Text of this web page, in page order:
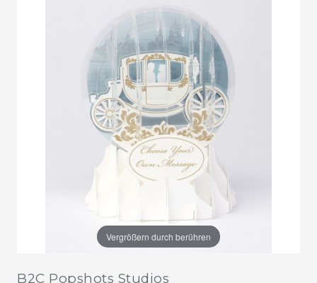
Vergrößern durch berühren
B2C Popshots Studios